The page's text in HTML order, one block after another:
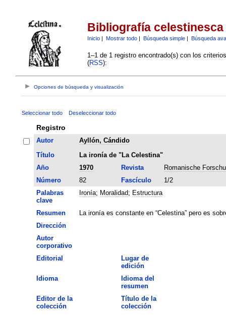
Bibliografía celestinesca
Inicio| Mostrar todo| Búsqueda simple| Búsqueda
1–1 de 1 registro encontrado(s) con los
(RSS):
Opciones de búsqueda y visualización
Seleccionar todo Deseleccionar todo
Registro
Autor
Ayllón, Cándido
Título
La ironía de "La Celestina"
Año
1970 Revista
Romanische
Número
82 Fascículo
1/2
Palabras
clave
Ironía; Moralidad; Estructura
Resumen
La ironía es constante en “Celestina” pero es
Dirección
Autor
corporativo
Editorial
Lugar de
edición
Idioma
Idioma del
resumen
Editor de la
colección
Título de la
colección